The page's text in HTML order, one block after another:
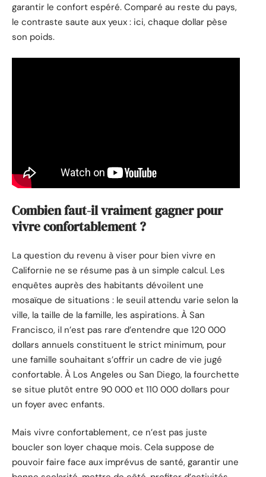
garantir le confort espéré. Comparé au reste du pays,
le contraste saute aux yeux : ici, chaque dollar pèse
son poids.
Combien faut-il vraiment gagner pour
vivre confortablement ?
La question du revenu à viser pour bien vivre en
Californie ne se résume pas à un simple calcul. Les
enquêtes auprès des habitants dévoilent une
mosaïque de situations : le seuil attendu varie selon la
ville, la taille de la famille, les aspirations. À San
Francisco, il n’est pas rare d’entendre que 120 000
dollars annuels constituent le strict minimum, pour
une famille souhaitant s’offrir un cadre de vie jugé
confortable. À Los Angeles ou San Diego, la fourchette
se situe plutôt entre 90 000 et 110 000 dollars pour
un foyer avec enfants.
Mais vivre confortablement, ce n’est pas juste
boucler son loyer chaque mois. Cela suppose de
pouvoir faire face aux imprévus de santé, garantir une